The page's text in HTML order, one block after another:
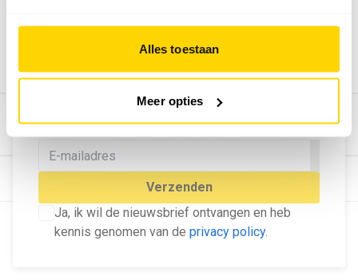
Alles toestaan
Meer opties
MELD U AAN VOOR ONZE
NIEUWSBRIEF
Blijf op de hoogte van het laatste nieuws!
Verzenden
Ja, ik wil de nieuwsbrief ontvangen en heb
kennis genomen van de privacy policy.
Bekijk hier de mogelijkheden.
© Dé Duurzame Uitgeverij